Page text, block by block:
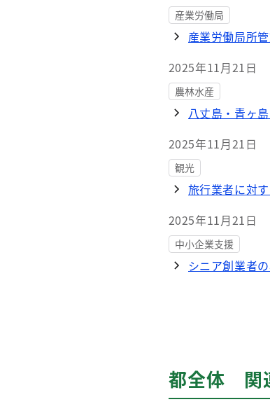
産業労働局
産業労働局所
2025年11月21日
農林水産
八丈島・青ヶ
2025年11月21日
観光
旅行業者に対
2025年11月21日
中小企業支援
シニア創業者
都全体 関